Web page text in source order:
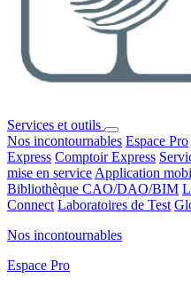
Services et outils
Nos incontournables Espace Pro
Express Comptoir Express
mise en service Application
Bibliothèque CAO/DAO/BIM
Connect Laboratoires de Test
Nos incontournables
Espace Pro